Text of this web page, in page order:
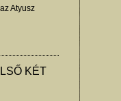
Atyusz
KÉT